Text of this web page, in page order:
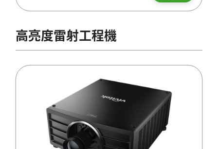
高亮度雷射工程機